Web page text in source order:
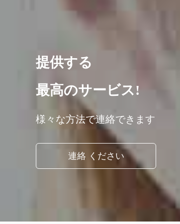
提供する
最高のサービス!
様々な方法で連絡できます
連絡 ください